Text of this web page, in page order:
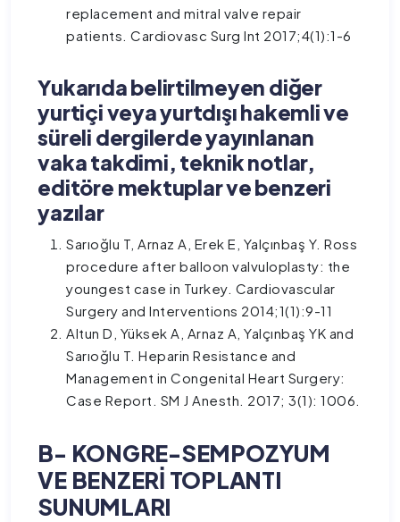
replacement and mitral valve repair
patients. Cardiovasc Surg Int 2017;4(1):1-6
Yukarıda belirtilmeyen diğer
yurtiçi veya yurtdışı hakemli ve
süreli dergilerde yayınlanan
vaka takdimi, teknik notlar,
editöre mektuplar ve benzeri
yazılar
Sarıoğlu T, Arnaz A, Erek E, Yalçınbaş Y. Ross
procedure after balloon valvuloplasty: the
youngest case in Turkey. Cardiovascular
Surgery and Interventions 2014;1(1):9-11
Altun D, Yüksek A, Arnaz A, Yalçınbaş YK and
Sarıoğlu T. Heparin Resistance and
Management in Congenital Heart Surgery:
Case Report. SM J Anesth. 2017; 3(1): 1006.
B- KONGRE-SEMPOZYUM
VE BENZERİ TOPLANTI
SUNUMLARI